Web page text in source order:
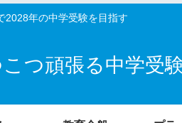
2028年の中学受験を目指す
つ頑張る中学受